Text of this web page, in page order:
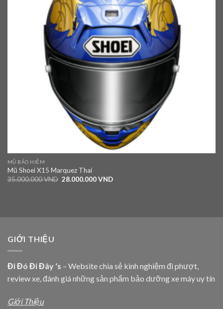
MŨ BẢO HIỂM
Mũ Shoei X15 Marquez Thai
35.000.000VND 28.000.000VND
GIỚI THIỆU
Đi Đó Đi Đây ‘s – Website chia sẻ kinh nghiệm đi phượt,
review xe, đánh giá những sản phẩm bảo dưỡng xe máy uy tín
Giới Thiệu